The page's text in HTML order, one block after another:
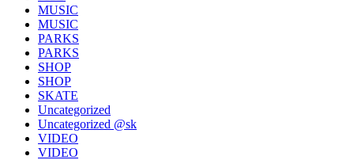
MUSIC
MUSIC
PARKS
PARKS
SHOP
SHOP
SKATE
Uncategorized
Uncategorized @sk
VIDEO
VIDEO